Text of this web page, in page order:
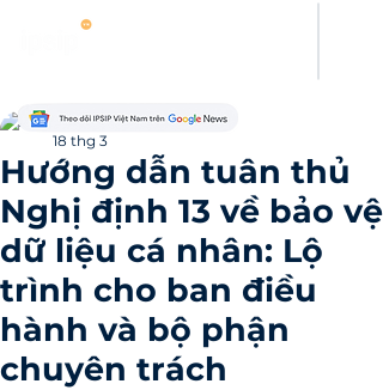
Hướng dẫn tuân thủ
Nghị định 13 về bảo vệ
dữ liệu cá nhân: Lộ
trình cho ban điều
hành và bộ phận
chuyên trách
Thanh Hoang
18 thg 3